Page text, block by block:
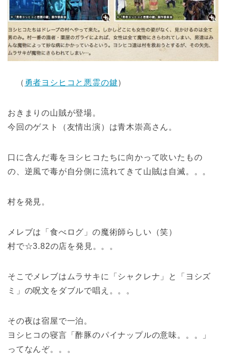
（ 勇者ヨシヒコと悪霊の鍵）
おきまりの山賊が登場。
今回のゲスト（友情出演）は青木崇高さん。
口に含んだ毒をヨシヒコたちに向かって吹いたもの
の、逆風で毒が自分側に流れてきて山賊は自滅。。。
村を発見。
メレブは「食べログ」の魔術師らしい（笑）
村で☆3.82の店を発見。。。
そこでメレブはムラサキに「シャクレナ」と「ヨシズ
ミ」の呪文をダブルで唱え。。。
その夜は宿屋で一泊。
ヨシヒコの寝言「酢豚のパイナップルの意味。。。」
ってなんぞ。。。